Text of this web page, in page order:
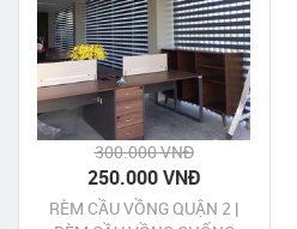
300.000 VNĐ
250.000 VNĐ
RÈM CẦU VỒNG QUẬN 2 |